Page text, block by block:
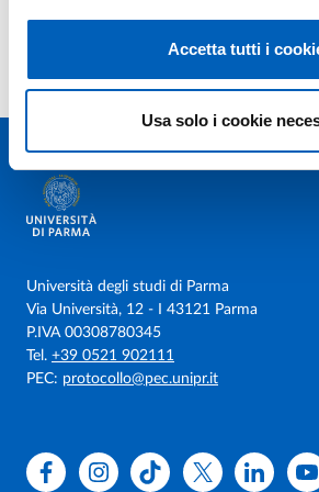
Accetta tutti i
Usa solo i cookie
Authors: Daloiso Michele; Ghirarduzzi Andrea
Università degli studi di Parma
Via Università, 12 - I 43121 Parma
P.IVA 00308780345
Tel. +39 0521 902111
PEC: protocollo@pec.unipr.it
FacebookInstagramTikTok X